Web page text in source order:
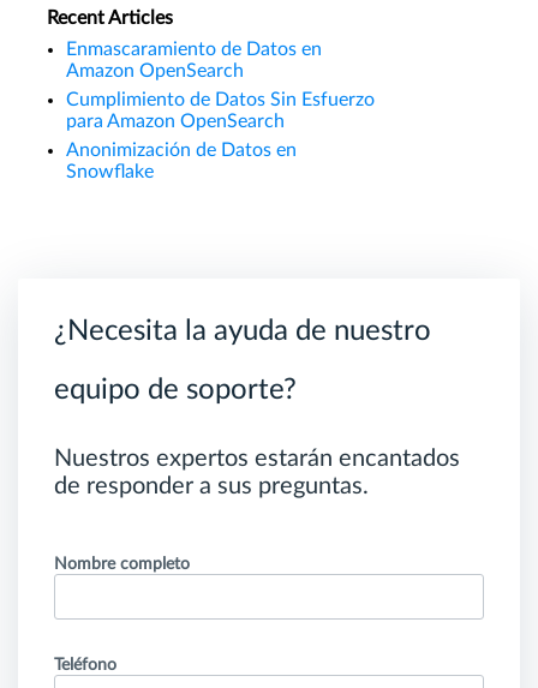
Recent Articles
Enmascaramiento de Datos en
Amazon OpenSearch
Cumplimiento de Datos Sin Esfuerzo
para Amazon OpenSearch
Anonimización de Datos en
Snowflake
¿Necesita la ayuda de nuestro
equipo de soporte?
Nuestros expertos estarán encantados
de responder a sus preguntas.
Nombre completo
Teléfono